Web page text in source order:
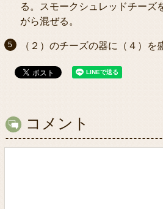
る。スモークシュレッドチーズ
がら混ぜる。
（２）のチーズの器に（４）を
コメント